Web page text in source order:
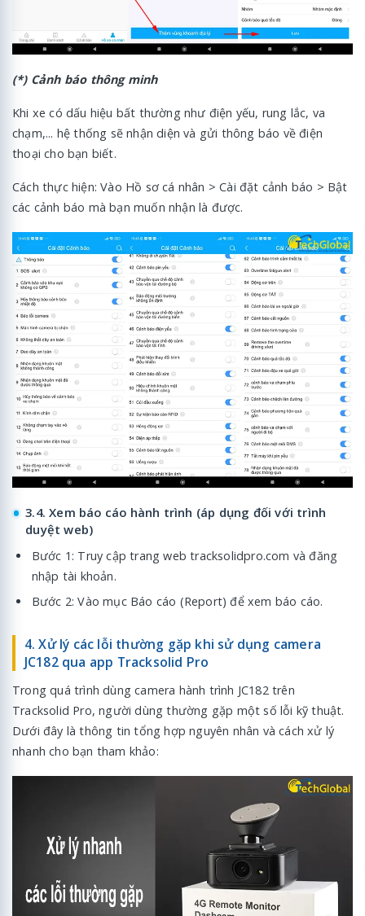
(*) Cảnh báo thông minh
Khi xe có dấu hiệu bất thường như điện yếu, rung lắc, va
chạm,... hệ thống sẽ nhận diện và gửi thông báo về điện
thoại cho bạn biết.
Cách thực hiện: Vào Hồ sơ cá nhân > Cài đặt cảnh báo > Bật
các cảnh báo mà bạn muốn nhận là được.
3.4. Xem báo cáo hành trình (áp dụng đối với trình
duyệt web)
Bước 1: Truy cập trang web tracksolidpro.com và đăng
nhập tài khoản.
Bước 2: Vào mục Báo cáo (Report) để xem báo cáo.
4. Xử lý các lỗi thường gặp khi sử dụng camera
JC182 qua app Tracksolid Pro
Trong quá trình dùng camera hành trình JC182 trên
Tracksolid Pro, người dùng thường gặp một số lỗi kỹ thuật.
Dưới đây là thông tin tổng hợp nguyên nhân và cách xử lý
nhanh cho bạn tham khảo: